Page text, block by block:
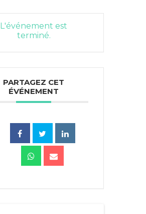
L'événement est
terminé.
PARTAGEZ CET
ÉVÉNEMENT